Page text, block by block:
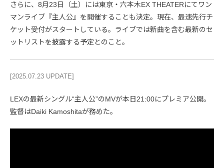
さらに、8月23日（土）には東京・六本木EX THEATERにてワン
マンライブ『主人公』を開催することも決定。現在、最速先行チ
ケット受付がスタートしている。ライブでは新曲を含む最新のセ
ットリストを披露する予定とのこと。
[2025.07.23 UPDATE]
LEXの最新シングル“主人公”のMVが本日21:00にプレミア公開。
監督はDaiki Kamoshitaが務めた。